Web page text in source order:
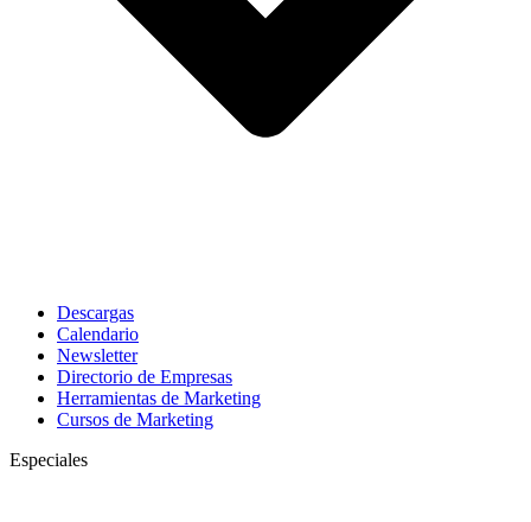
Descargas
Calendario
Newsletter
Directorio de Empresas
Herramientas de Marketing
Cursos de Marketing
Especiales